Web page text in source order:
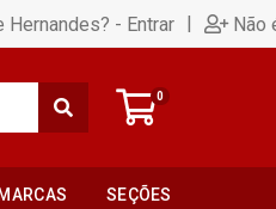
Hernandes? - Entrar | Não
0
MARCAS SEÇÕES